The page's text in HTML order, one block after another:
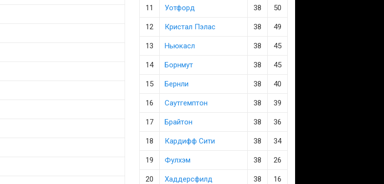
11 Уотфорд 38 50
12 Кристал Пэлас 38 49
13 Ньюкасл 38 45
14 Борнмут 38 45
15 Бернли 38 40
16 Саутгемптон 38 39
17 Брайтон 38 36
18 Кардифф Сити 38 34
19 Фулхэм 38 26
20 Хаддерсфилд 38 16